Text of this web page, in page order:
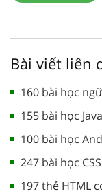
Bài viết liên
160 bài học
155 bài học
100 bài học
247 bài học
197 thẻ HTML